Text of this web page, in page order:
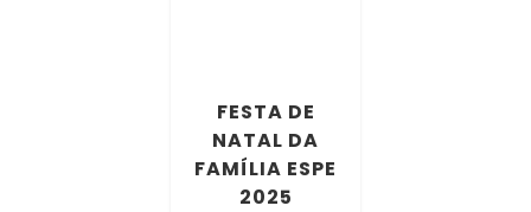
FESTA DE
NATAL DA
FAMÍLIA ESPE
2025